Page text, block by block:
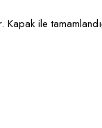
ile